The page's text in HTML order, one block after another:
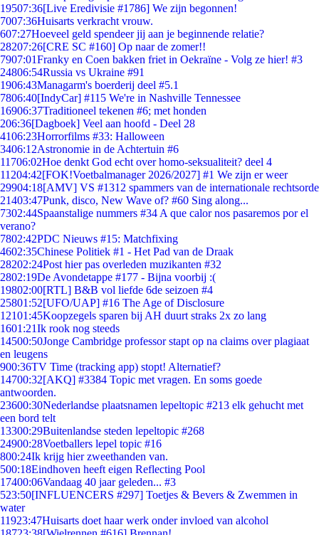
19507:36[Live Eredivisie #1786] We zijn begonnen!
7007:36Huisarts verkracht vrouw.
607:27Hoeveel geld spendeer jij aan je beginnende relatie?
28207:26[CRE SC #160] Op naar de zomer!!
7907:01Franky en Coen bakken friet in Oekraïne - Volg ze hier! #3
24806:54Russia vs Ukraine #91
1906:43Managarm's boerderij deel #5.1
7806:40[IndyCar] #115 We're in Nashville Tennessee
16906:37Traditioneel tekenen #6; met honden
206:36[Dagboek] Veel aan hoofd - Deel 28
4106:23Horrorfilms #33: Halloween
3406:12Astronomie in de Achtertuin #6
11706:02Hoe denkt God echt over homo-seksualiteit? deel 4
11204:42[FOK!Voetbalmanager 2026/2027] #1 We zijn er weer
29904:18[AMV] VS #1312 spammers van de internationale rechtsorde
21403:47Punk, disco, New Wave of? #60 Sing along...
7302:44Spaanstalige nummers #34 A que calor nos pasaremos por el
verano?
7802:42PDC Nieuws #15: Matchfixing
4602:35Chinese Politiek #1 - Het Pad van de Draak
28202:24Post hier pas overleden muzikanten #32
2802:19De Avondetappe #177 - Bijna voorbij :(
19802:00[RTL] B&B vol liefde 6de seizoen #4
25801:52[UFO/UAP] #16 The Age of Disclosure
12101:45Koopzegels sparen bij AH duurt straks 2x zo lang
1601:21Ik rook nog steeds
14500:50Jonge Cambridge professor stapt op na claims over plagiaat
en leugens
900:36TV Time (tracking app) stopt! Alternatief?
14700:32[AKQ] #3384 Topic met vragen. En soms goede
antwoorden.
23600:30Nederlandse plaatsnamen lepeltopic #213 elk gehucht met
een bord telt
13300:29Buitenlandse steden lepeltopic #268
24900:28Voetballers lepel topic #16
800:24Ik krijg hier zweethanden van.
500:18Eindhoven heeft eigen Reflecting Pool
17400:06Vandaag 40 jaar geleden... #3
523:50[INFLUENCERS #297] Toetjes & Bevers & Zwemmen in
water
11923:47Huisarts doet haar werk onder invloed van alcohol